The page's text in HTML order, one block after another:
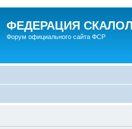
ФЕДЕРАЦИЯ
Форум официального сайта ФСР